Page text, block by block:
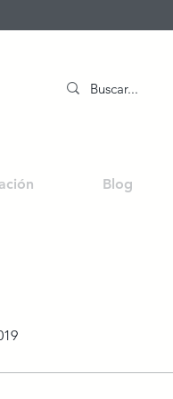
Blog